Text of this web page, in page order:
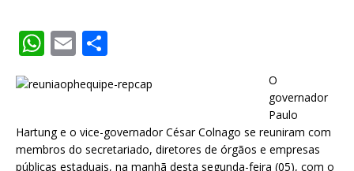
W
at
A
E
ai ar
O
governador
Paulo
Hartung e o vice-governador César Colnago se reuniram com
membros do secretariado, diretores de órgãos e empresas
públicas estaduais, na manhã desta segunda-feira (05), com o